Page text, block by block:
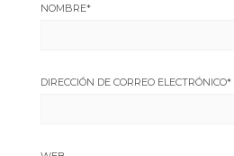
NOMBRE*
DIRECCIÓN DE CORREO ELECTRÓNICO*